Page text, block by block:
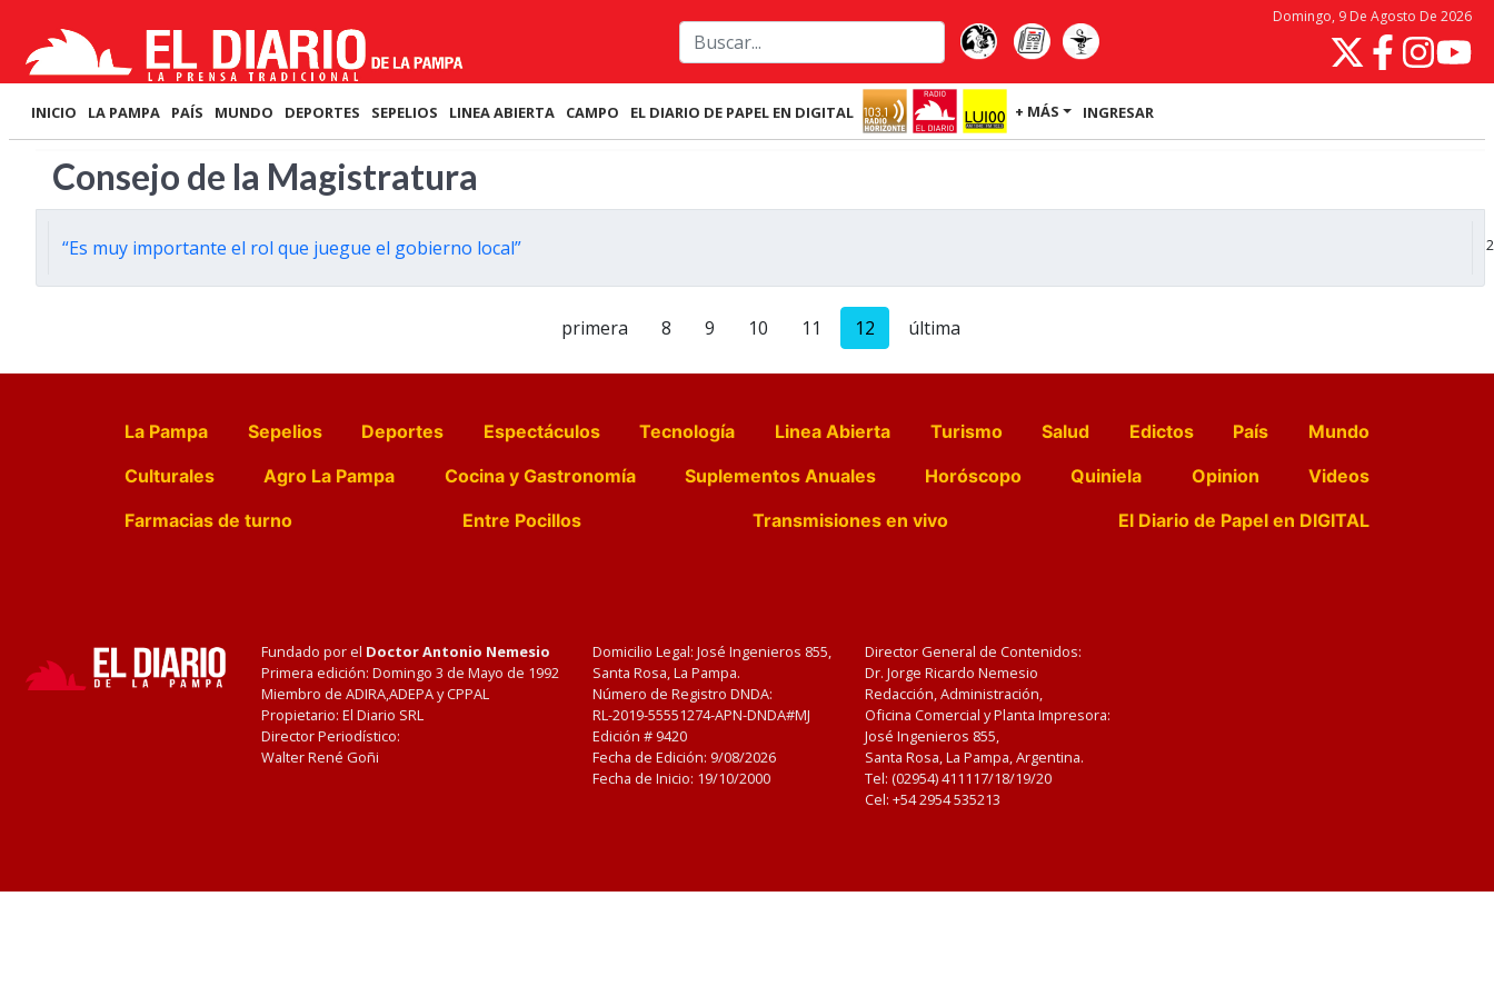
Domingo, 9 De Agosto De 2026
INICIO LA PAMPA PAÍS MUNDO DEPORTES SEPELIOS LINEA ABIERTA CAMPO EL DIARIO DE PAPEL EN DIGITAL + MÁS INGRESAR
Consejo de la Magistratura
“Es muy importante el rol que juegue el gobierno local”
primera 8 9 10 11 12 última
La Pampa Sepelios Deportes Espectáculos Tecnología Linea Abierta Turismo Salud Edictos País
Mundo
Culturales
Agro La Pampa Cocina y Gastronomía Suplementos Anuales Horóscopo Quiniela Opinion
Videos
Farmacias de turno
Entre Pocillos Transmisiones en vivo El Diario de Papel en DIGITAL
Fundado por el Doctor Antonio Nemesio
Primera edición: Domingo 3 de Mayo de 1992
Miembro de ADIRA,ADEPA y CPPAL
Propietario: El Diario SRL
Director Periodístico:
Walter René Goñi
Domicilio Legal: José Ingenieros 855,
Santa Rosa, La Pampa.
Número de Registro DNDA:
RL-2019-55551274-APN-DNDA#MJ
Edición # 9420
Fecha de Edición: 9/08/2026
Fecha de Inicio: 19/10/2000
Director General de Contenidos:
Dr. Jorge Ricardo Nemesio
Redacción, Administración,
Oficina Comercial y Planta Impresora:
José Ingenieros 855,
Santa Rosa, La Pampa, Argentina.
Tel: (02954) 411117/18/19/20
Cel: +54 2954 535213